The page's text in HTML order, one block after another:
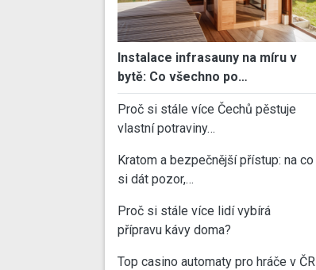
Instalace infrasauny na míru v
bytě: Co všechno po…
Proč si stále více Čechů pěstuje
vlastní potraviny…
Kratom a bezpečnější přístup: na co
si dát pozor,…
Proč si stále více lidí vybírá
přípravu kávy doma?
Top casino automaty pro hráče v ČR